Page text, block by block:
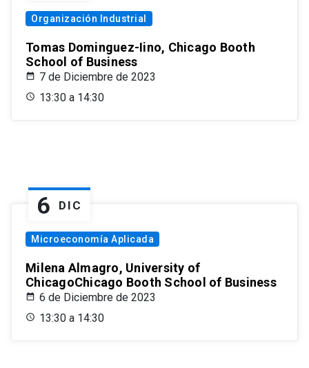
Organización Industrial
Tomas Dominguez-Iino, Chicago Booth
School of Business
7 de Diciembre de 2023
13:30 a 14:30
6 DIC
Microeconomía Aplicada
Milena Almagro, University of
ChicagoChicago Booth School of Business
6 de Diciembre de 2023
13:30 a 14:30